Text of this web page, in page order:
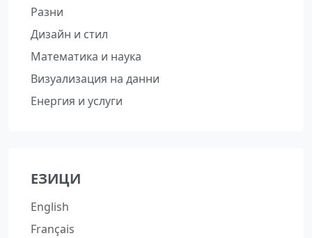
Разни
Дизайн и стил
Математика и наука
Визуализация на данни
Енергия и услуги
ЕЗИЦИ
English
Français